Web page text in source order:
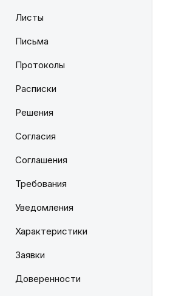
Листы
Письма
Протоколы
Расписки
Решения
Согласия
Соглашения
Требования
Уведомления
Характеристики
Заявки
Доверенности